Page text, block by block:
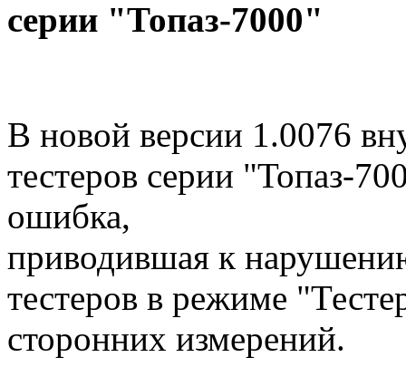
серии "Топаз-7000"
В новой версии 1.0076
тестеров серии "Топаз-
ошибка,
приводившая к
тестеров в режиме
сторонних измерений.